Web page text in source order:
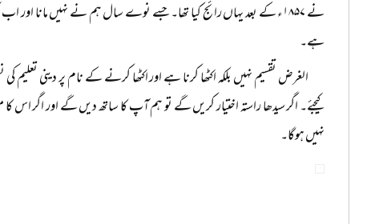
نے ۱۸۵۷ء کے بعد یہاں رائج کیا تھا۔ جسے نوے سال ہم نے نہیں
ہے۔
الغرض تقسیم نہیں بلکہ اکٹھا کرنا ہے اور اکٹھا کرنے کے نام پر دینی تعلیم
کیجئے۔ اگر سیدھا راستہ اختیار کریں گے تو ہم آپ کا ساتھ دیں گے اور اگر اس کا
نہیں ہوگا۔